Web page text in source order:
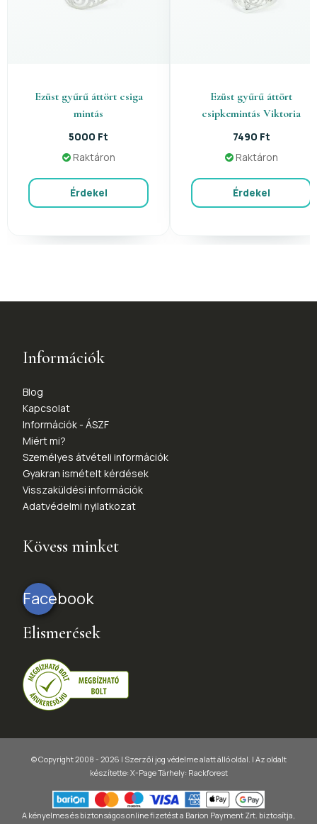
Ezüst gyűrű áttört csiga
mintás
5000 Ft
Raktáron
Érdekel
Ezüst gyűrű áttört
csipkemintás Viktoria
7490 Ft
Raktáron
Érdekel
Információk
Blog
Kapcsolat
Információk - ÁSZF
Miért mi?
Személyes átvételi információk
Gyakran ismételt kérdések
Visszaküldési információk
Adatvédelmi nyilatkozat
Kövess minket
Facebook
Elismerések
© Copyright 2008 - 2026 | Szerzői jog védelme alatt álló oldal. | Az oldalt
készítette: X-PageTárhely: Rackforest
A kényelmes és biztonságos online fizetést a Barion Payment Zrt. biztosítja,